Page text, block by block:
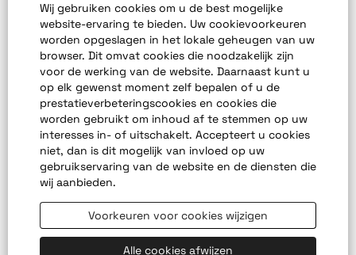
Wij gebruiken cookies om u de best mogelijke
website-ervaring te bieden. Uw cookievoorkeuren
worden opgeslagen in het lokale geheugen van uw
browser. Dit omvat cookies die noodzakelijk zijn
voor de werking van de website. Daarnaast kunt u
op elk gewenst moment zelf bepalen of u de
prestatieverbeteringscookies en cookies die
worden gebruikt om inhoud af te stemmen op uw
interesses in- of uitschakelt. Accepteert u cookies
niet, dan is dit mogelijk van invloed op uw
gebruikservaring van de website en de diensten die
wij aanbieden.
Voorkeuren voor cookies wijzigen
Alle cookies afwijzen
Ethiek en naleving
Open vacatures
Werken bij Mativ
Studenten en afgestudeerden
Veelgestelde vragen over carrière
p
O
p O O
p
e
p